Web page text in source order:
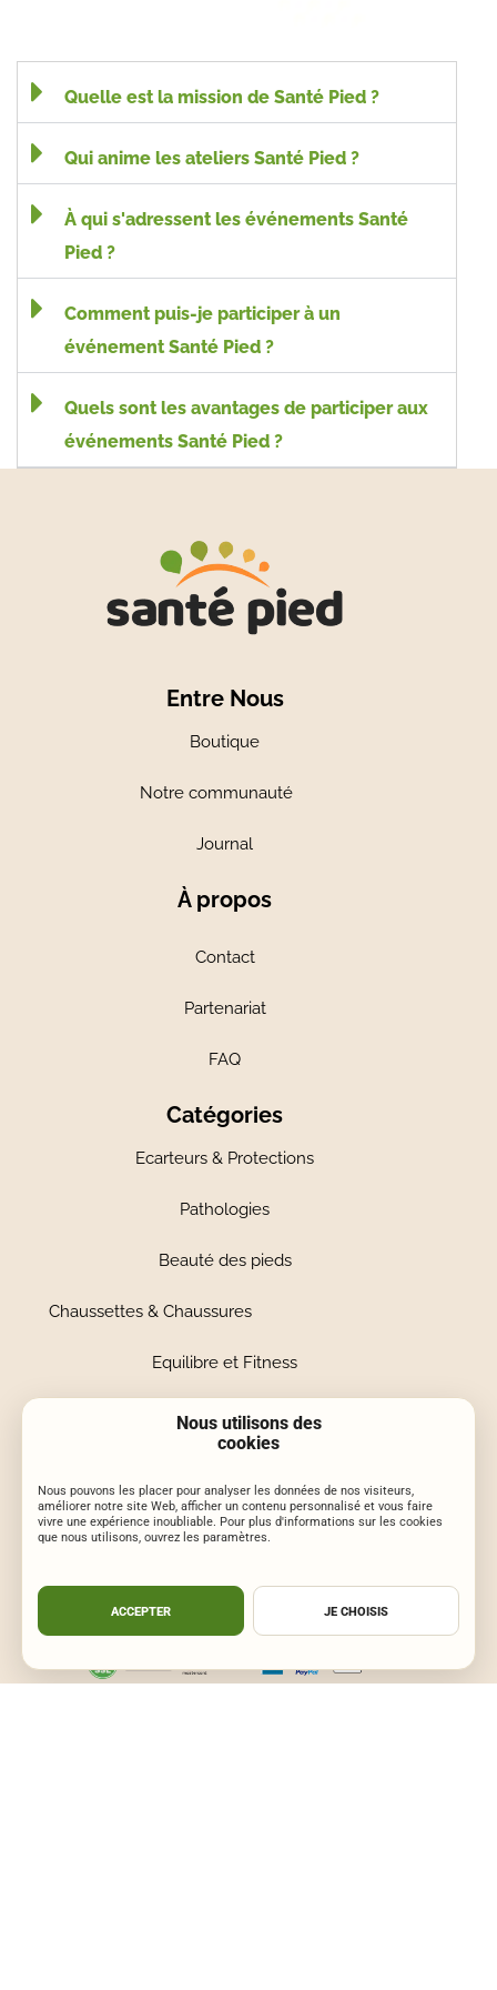
Nous utilisons des
cookies
Nous pouvons les placer pour analyser les données de nos visiteurs,
améliorer notre site Web, afficher un contenu personnalisé et vous faire
vivre une expérience inoubliable. Pour plus d'informations sur les cookies
que nous utilisons, ouvrez les paramètres.
ACCEPTER JE CHOISIS
Quelle est la mission de Santé Pied ?
Qui anime les ateliers Santé Pied ?
À qui s'adressent les événements Santé
Pied ?
Comment puis-je participer à un
événement Santé Pied ?
Quels sont les avantages de participer aux
événements Santé Pied ?
Entre Nous
Boutique
Notre communauté
Journal
À propos
Contact
Partenariat
FAQ
Catégories
Ecarteurs & Protections
Pathologies
Beauté des pieds
Chaussettes & Chaussures
Equilibre et Fitness
Massage & Reflexologie
Rejoignez nous